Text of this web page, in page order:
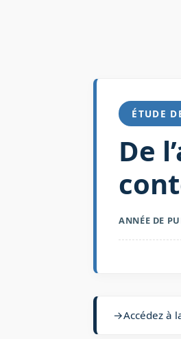
ÉTUDE
De
ANNÉE DE
→Accédez à